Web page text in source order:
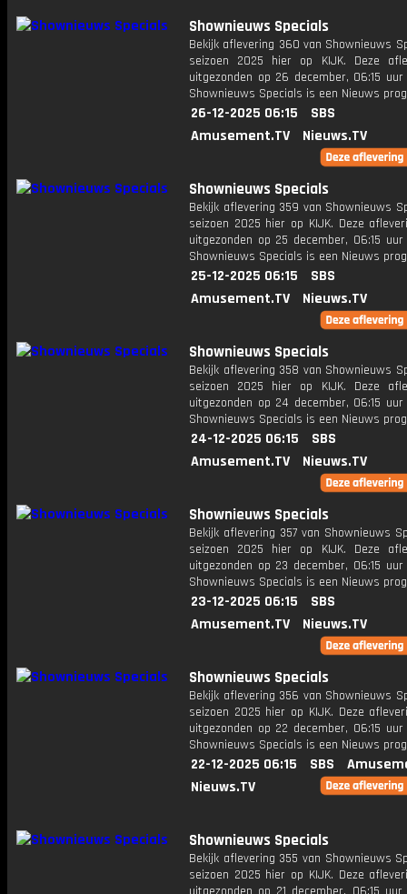
Shownieuws Specials
Bekijk aflevering 360 van Shownieuws
seizoen 2025 hier op KIJK. Deze
uitgezonden op 26 december, 06:15
Shownieuws Specials is een Nieuws
26-12-2025 06:15
SBS
Amusement.TV
Nieuws.TV
Shownieuws Specials
Bekijk aflevering 359 van Shownieuws
seizoen 2025 hier op KIJK. Deze
uitgezonden op 25 december, 06:15
Shownieuws Specials is een Nieuws
25-12-2025 06:15
SBS
Amusement.TV
Nieuws.TV
Shownieuws Specials
Bekijk aflevering 358 van Shownieuws
seizoen 2025 hier op KIJK. Deze
uitgezonden op 24 december, 06:15
Shownieuws Specials is een Nieuws
24-12-2025 06:15
SBS
Amusement.TV
Nieuws.TV
Shownieuws Specials
Bekijk aflevering 357 van Shownieuws
seizoen 2025 hier op KIJK. Deze
uitgezonden op 23 december, 06:15
Shownieuws Specials is een Nieuws
23-12-2025 06:15
SBS
Amusement.TV
Nieuws.TV
Shownieuws Specials
Bekijk aflevering 356 van Shownieuws
seizoen 2025 hier op KIJK. Deze
uitgezonden op 22 december, 06:15
Shownieuws Specials is een Nieuws
22-12-2025 06:15 SBS
Nieuws.TV
Shownieuws Specials
Bekijk aflevering 355 van Shownieuws
seizoen 2025 hier op KIJK. Deze